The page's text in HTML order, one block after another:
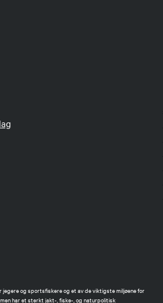
og sportsfiskere og et av de viktigste miljøene for
har et sterkt jakt-, fiske-, og naturpolitisk